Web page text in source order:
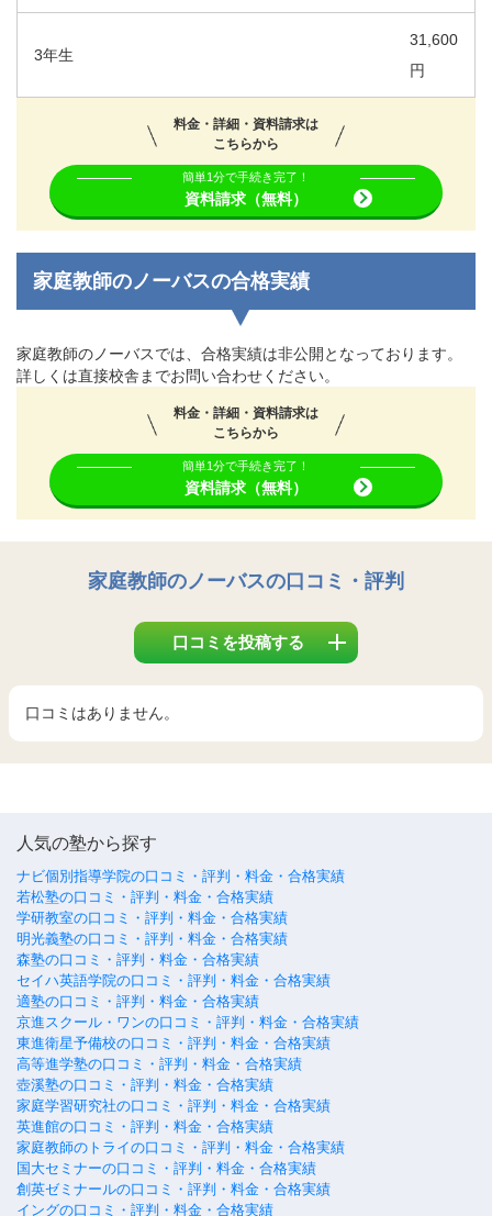
3年生
31,600
円
料金・詳細・資料請求は
こちらから
簡単1分で手続き完了！
資料請求（無料）
家庭教師のノーバスの合格実績
家庭教師のノーバスでは、合格実績は非公開となっております。
詳しくは直接校舎までお問い合わせください。
料金・詳細・資料請求は
こちらから
簡単1分で手続き完了！
資料請求（無料）
家庭教師のノーバスの口コミ・評判
口コミを投稿する
口コミはありません。
人気の塾から探す
ナビ個別指導学院の口コミ・評判・料金・合格実績
若松塾の口コミ・評判・料金・合格実績
学研教室の口コミ・評判・料金・合格実績
明光義塾の口コミ・評判・料金・合格実績
森塾の口コミ・評判・料金・合格実績
セイハ英語学院の口コミ・評判・料金・合格実績
適塾の口コミ・評判・料金・合格実績
京進スクール・ワンの口コミ・評判・料金・合格実績
東進衛星予備校の口コミ・評判・料金・合格実績
高等進学塾の口コミ・評判・料金・合格実績
壺溪塾の口コミ・評判・料金・合格実績
家庭学習研究社の口コミ・評判・料金・合格実績
英進館の口コミ・評判・料金・合格実績
家庭教師のトライの口コミ・評判・料金・合格実績
国大セミナーの口コミ・評判・料金・合格実績
創英ゼミナールの口コミ・評判・料金・合格実績
イングの口コミ・評判・料金・合格実績